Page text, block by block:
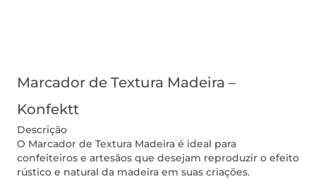
Marcador de Textura Madeira –
Konfektt
Descrição
O Marcador de Textura Madeira é ideal para
confeiteiros e artesãos que desejam reproduzir o efeito
rústico e natural da madeira em suas criações.